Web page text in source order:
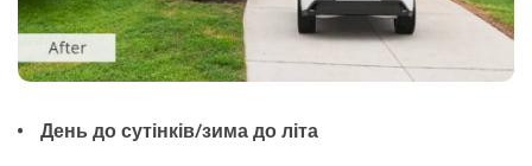
День до сутінків/зима до літа